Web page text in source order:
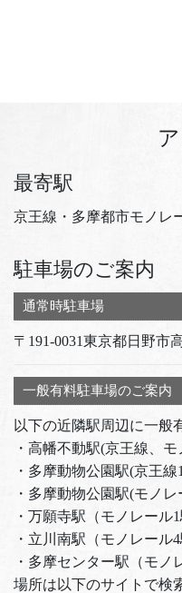
最寄駅
京王線・多摩都市モノ
駐車場のご案内
通常時駐車場
〒191-0031東京都日野市
一般有料駐車場のご案内
以下の近隣駅周辺に一般
・高幡不動駅(京王線、
・多摩動物公園駅(京王線
・多摩動物公園駅(モノ
・万願寺駅（モノレール1
・立川南駅（モノレール4
・多摩センター駅（モノ
場所は以下のサイトで検